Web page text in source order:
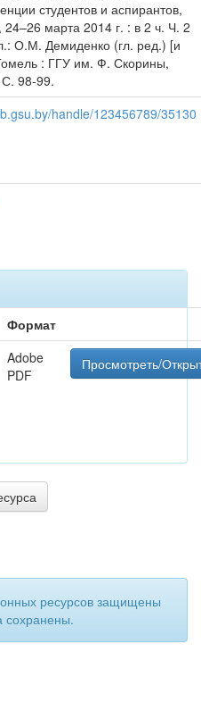
студентов и аспирантов,
24–26 марта 2014 г. : в 2 ч. Ч. 2
О.М. Демиденко (гл. ред.) [и
: ГГУ им. Ф. Скорины,
98-99.
handle/123456789/35130
Формат
Adobe
PDF
Просмотреть/
ресурсов защищены
сохранены.